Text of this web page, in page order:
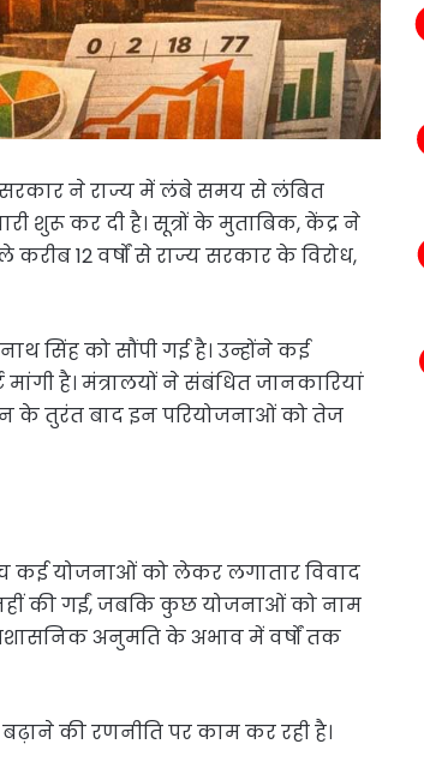
ने राज्य में लंबे समय से लंबित
शुरू कर दी है। सूत्रों के मुताबिक, केंद्र ने
12 वर्षों से राज्य सरकार के विरोध,
सिंह को सौंपी गई है। उन्होंने कई
है। मंत्रालयों ने संबंधित जानकारियां
के तुरंत बाद इन परियोजनाओं को तेज
कई योजनाओं को लेकर लगातार विवाद
की गईं, जबकि कुछ योजनाओं को नाम
अनुमति के अभाव में वर्षों तक
की रणनीति पर काम कर रही है।